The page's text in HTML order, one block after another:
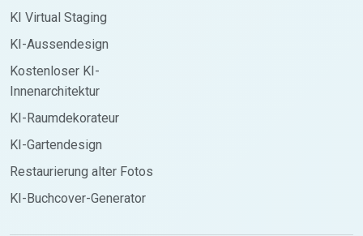
KI Virtual Staging
KI-Aussendesign
Kostenloser KI-
Innenarchitektur
KI-Raumdekorateur
KI-Gartendesign
Restaurierung alter Fotos
KI-Buchcover-Generator